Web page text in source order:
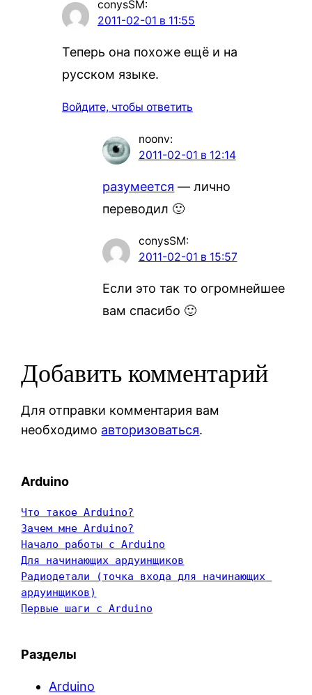
conysSM:
2011-02-01 в 11:55
Теперь она похоже ещё и на
русском языке.
Войдите, чтобы ответить
noonv:
2011-02-01 в 12:14
разумеется — лично
переводил 🙂
conysSM:
2011-02-01 в 15:57
Если это так то огромнейшее
вам спасибо 🙂
Добавить комментарий
Для отправки комментария вам
необходимо авторизоваться.
Arduino
Что такое Arduino?
Зачем мне Arduino?
Начало работы с Arduino
Для начинающих ардуинщиков
Радиодетали (точка входа для начинающих
ардуинщиков)
Первые шаги с Arduino
Разделы
Arduino